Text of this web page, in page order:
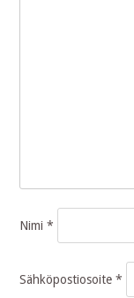
Nimi*
Sähköpostiosoite*